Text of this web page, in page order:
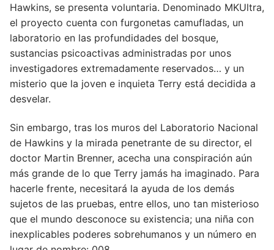
Hawkins, se presenta voluntaria. Denominado MKUltra,
el proyecto cuenta con furgonetas camufladas, un
laboratorio en las profundidades del bosque,
sustancias psicoactivas administradas por unos
investigadores extremadamente reservados… y un
misterio que la joven e inquieta Terry está decidida a
desvelar.
Sin embargo, tras los muros del Laboratorio Nacional
de Hawkins y la mirada penetrante de su director, el
doctor Martin Brenner, acecha una conspiración aún
más grande de lo que Terry jamás ha imaginado. Para
hacerle frente, necesitará la ayuda de los demás
sujetos de las pruebas, entre ellos, uno tan misterioso
que el mundo desconoce su existencia; una niña con
inexplicables poderes sobrehumanos y un número en